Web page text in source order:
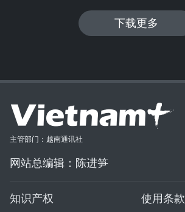
下载更多
主管部门：越南通讯社
网站总编辑：陈进笋
知识产权
使用条款